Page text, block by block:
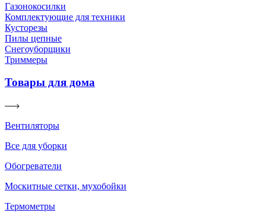
Газонокосилки
Комплектующие для техники
Кусторезы
Пилы цепные
Снегоуборщики
Триммеры
Товары для дома
Вентиляторы
Все для уборки
Обогреватели
Москитные сетки, мухобойки
Термометры